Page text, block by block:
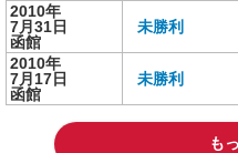
2010年
7月31日
函館
未勝利
2010年
7月17日
函館
未勝利
も